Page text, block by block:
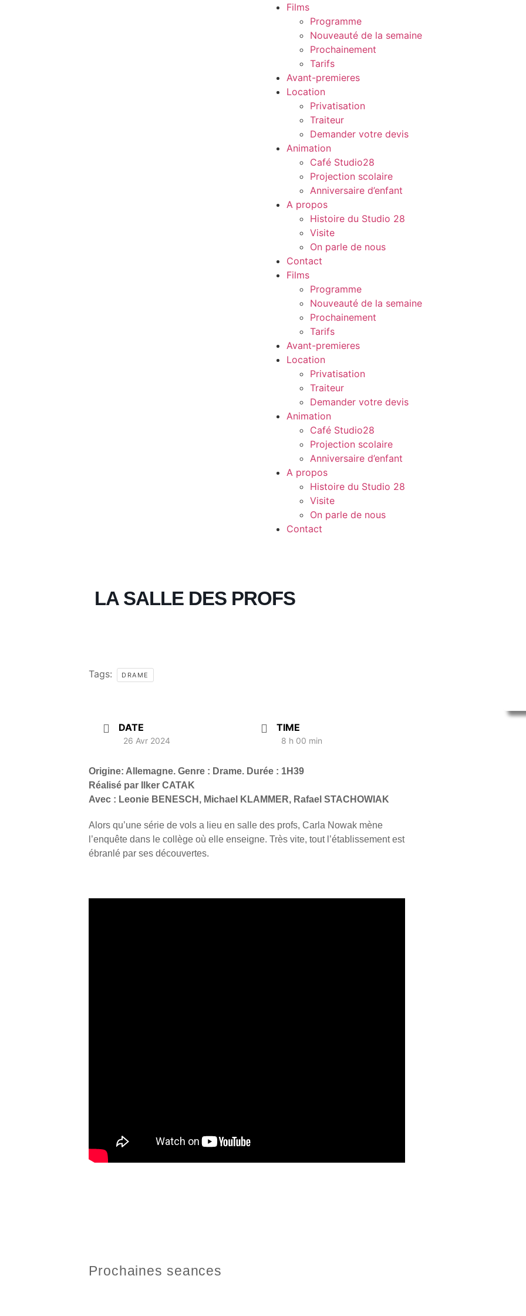
Films
Programme
Nouveauté de la semaine
Prochainement
Tarifs
Avant-premieres
Location
Privatisation
Traiteur
Demander votre devis
Animation
Café Studio28
Projection scolaire
Anniversaire d’enfant
A propos
Histoire du Studio 28
Visite
On parle de nous
Contact
Films
Programme
Nouveauté de la semaine
Prochainement
Tarifs
Avant-premieres
Location
Privatisation
Traiteur
Demander votre devis
Animation
Café Studio28
Projection scolaire
Anniversaire d’enfant
A propos
Histoire du Studio 28
Visite
On parle de nous
Contact
LA SALLE DES PROFS
Tags: DRAME
DATE
26 Avr 2024
TIME
8 h 00 min
Origine: Allemagne. Genre : Drame. Durée : 1H39
Réalisé par Ilker CATAK
Avec : Leonie BENESCH, Michael KLAMMER, Rafael STACHOWIAK
Alors qu’une série de vols a lieu en salle des profs, Carla Nowak mène
l’enquête dans le collège où elle enseigne. Très vite, tout l’établissement est
ébranlé par ses découvertes.
Prochaines seances